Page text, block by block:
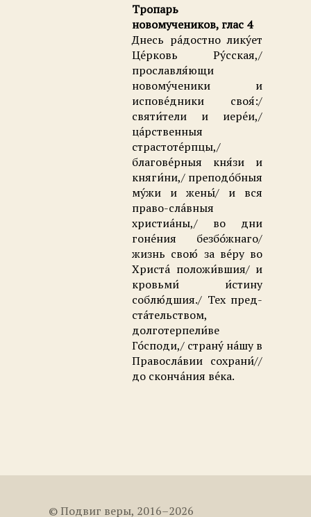
Тропарь
новомучеников, глас 4
Днесь ра́достно лику́ет
Це́рковь Ру́сская,/
прославля́ющи
новому́ченики и
испове́дники своя́:/
святи́тели и иере́и,/
ца́рственныя
страстоте́рпцы,/
благове́рныя кня́зи и
княги́ни,/ преподо́бныя
му́жи и жены́/ и вся
право-сла́вныя
христиа́ны,/ во дни
гоне́ния безбо́жнаго/
жизнь свою́ за ве́ру во
Христа́ положи́вшия/ и
кровьми́ и́стину
соблю́дшия./ Тех пред-
ста́тельством,
долготерпели́ве
Го́споди,/ страну́ на́шу в
Правосла́вии сохрани́//
до сконча́ния ве́ка.
© Подвиг веры, 2016–2026